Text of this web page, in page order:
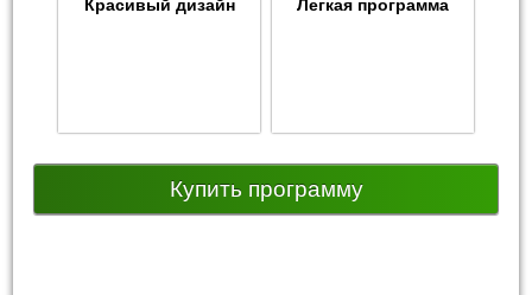
Красивый дизайн Легкая программа
Купить программу